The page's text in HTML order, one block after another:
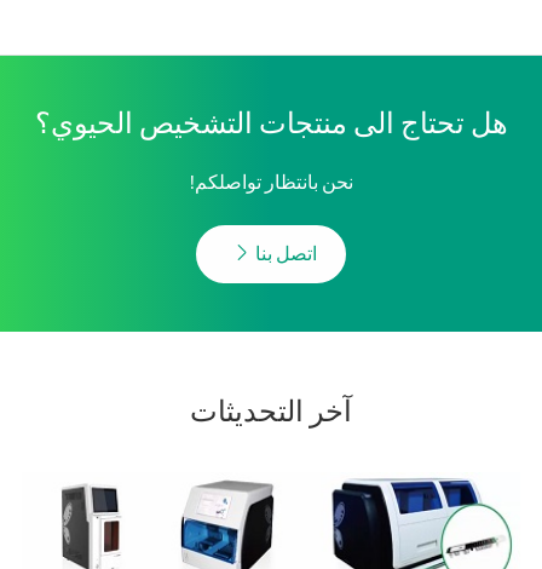
هل تحتاج الى منتجات التشخيص الحيوي؟
نحن بانتظار تواصلكم!
اتصل بنا 
آخر التحديثات